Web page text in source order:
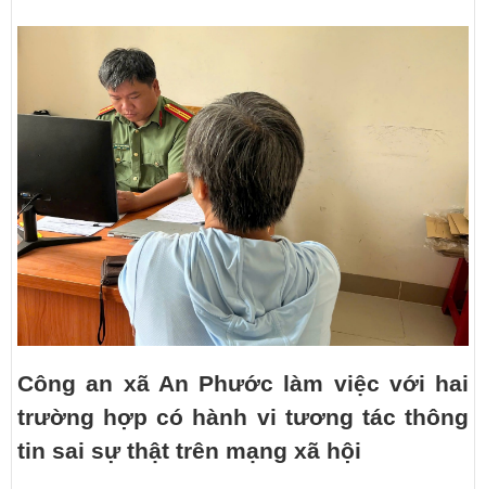
Công an xã An Phước làm việc với hai
trường hợp có hành vi tương tác thông
tin sai sự thật trên mạng xã hội